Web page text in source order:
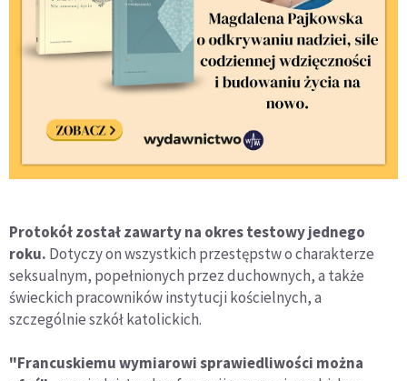
Protokół został zawarty na okres testowy jednego
roku. Dotyczy on wszystkich przestępstw o charakterze
seksualnym, popełnionych przez duchownych, a także
świeckich pracowników instytucji kościelnych, a
szczególnie szkół katolickich.
"Francuskiemu wymiarowi sprawiedliwości można